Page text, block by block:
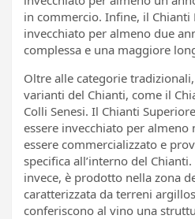
in commercio. Infine, il Chianti
invecchiato per almeno due
complessa e una maggiore
Oltre alle categorie
varianti del Chianti, come il
Colli Senesi. Il Chianti
essere invecchiato per
essere commercializzato e
specifica all’interno del
invece, è prodotto nella zona
caratterizzata da terreni
conferiscono al vino una